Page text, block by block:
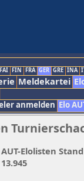
FAI FIN FRA GER GRE INA
Meldekartei
anmelden Elo
AUT-Elolisten
13.945